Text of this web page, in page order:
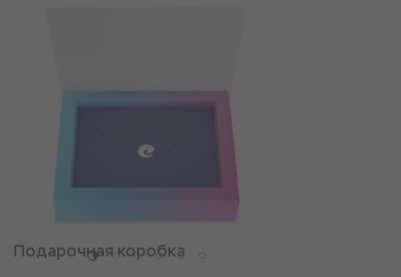
Подарочная коробка